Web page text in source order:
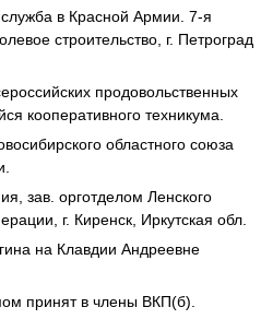
в Красной Армии. 7-я
строительство, г. Петроград
продовольственных
кооперативного техникума.
областного союза
зав. орготделом Ленского
г. Киренск, Иркутская обл.
на Клавдии Андреевне
принят в члены ВКП(б).